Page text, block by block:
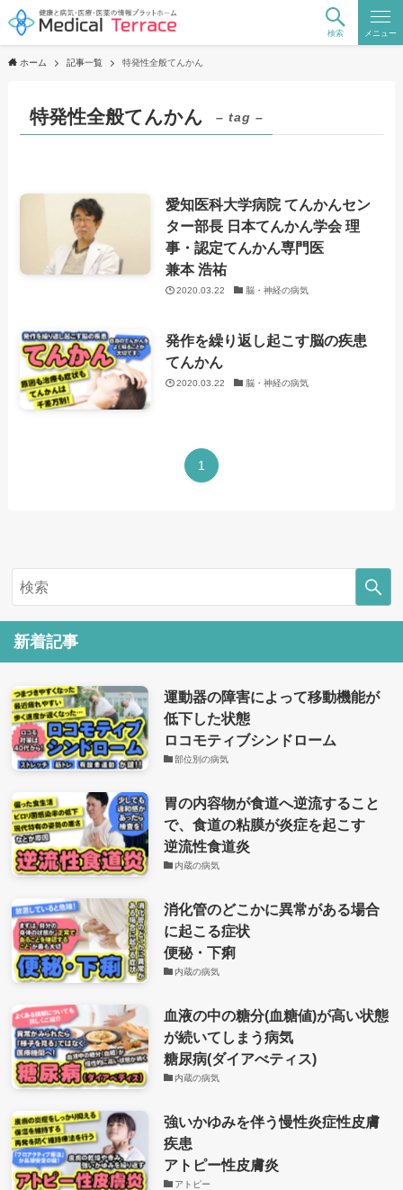
検索 メニュー
ホーム 記事一覧 特発性全般てんかん
特発性全般てんかん – tag –
愛知医科大学病院 てんかんセン
ター部長 日本てんかん学会 理
事・認定てんかん専門医
兼本 浩祐
2020.03.22 脳・神経の病気
発作を繰り返し起こす脳の疾患
てんかん
2020.03.22 脳・神経の病気
1
新着記事
運動器の障害によって移動機能が
低下した状態
ロコモティブシンドローム
部位別の病気
胃の内容物が食道へ逆流すること
で、食道の粘膜が炎症を起こす
逆流性食道炎
内蔵の病気
消化管のどこかに異常がある場合
に起こる症状
便秘・下痢
内蔵の病気
血液の中の糖分(血糖値)が高い状態
が続いてしまう病気
糖尿病(ダイアべティス)
内蔵の病気
強いかゆみを伴う慢性炎症性皮膚
疾患
アトピー性皮膚炎
アトピー